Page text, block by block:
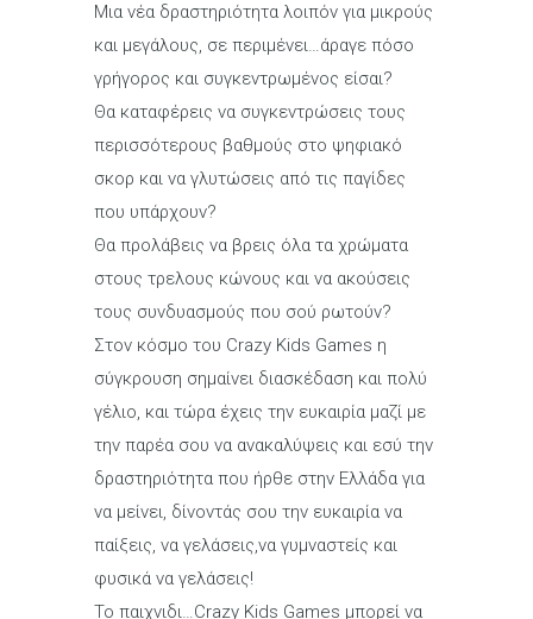
Μια νέα δραστηριότητα λοιπόν για μικρούς
και μεγάλους, σε περιμένει…άραγε πόσο
γρήγορος και συγκεντρωμένος είσαι?
Θα καταφέρεις να συγκεντρώσεις τους
περισσότερους βαθμούς στο ψηφιακό
σκορ και να γλυτώσεις από τις παγίδες
που υπάρχουν?
Θα προλάβεις να βρεις όλα τα χρώματα
στους τρελους κώνους και να ακούσεις
τους συνδυασμούς που σού ρωτούν?
Στον κόσμο του Crazy Kids Games η
σύγκρουση σημαίνει διασκέδαση και πολύ
γέλιο, και τώρα έχεις την ευκαιρία μαζί με
την παρέα σου να ανακαλύψεις και εσύ την
δραστηριότητα που ήρθε στην Ελλάδα για
να μείνει, δίνοντάς σου την ευκαιρία να
παίξεις, να γελάσεις,να γυμναστείς και
φυσικά να γελάσεις!
Το παιχνιδι…Crazy Kids Games μπορεί να